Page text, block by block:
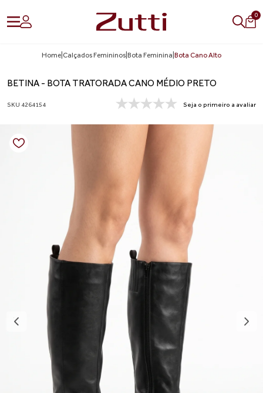
0
Home Calçados Femininos Bota Feminina Bota Cano Alto
BETINA - BOTA TRATORADA CANO MÉDIO PRETO
SKU 4264154 Seja o primeiro a avaliar